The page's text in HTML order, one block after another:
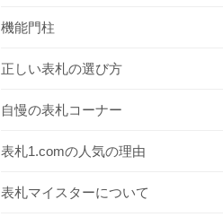
機能門柱
正しい表札の選び方
自慢の表札コーナー
表札1.comの人気の理由
表札マイスターについて